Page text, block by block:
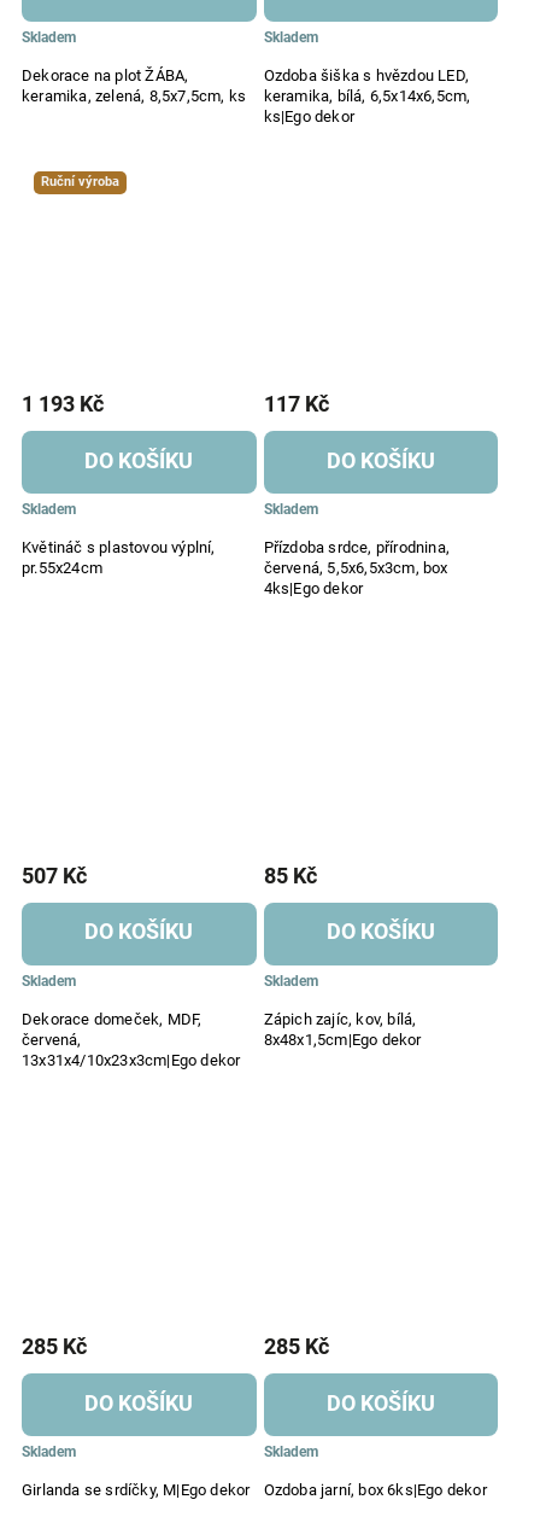
Dekorace na plot ŽÁBA,
keramika, zelená, 8,5x7,5cm, ks
Skladem
Ozdoba šiška s hvězdou LED,
keramika, bílá, 6,5x14x6,5cm,
ks|Ego dekor
Skladem
Ruční výroba
Květináč s plastovou výplní,
pr.55x24cm
Skladem
1 193 Kč
DO KOŠÍKU
Přízdoba srdce, přírodnina,
červená, 5,5x6,5x3cm, box
4ks|Ego dekor
Skladem
117 Kč
DO KOŠÍKU
Dekorace domeček, MDF,
červená,
13x31x4/10x23x3cm|Ego dekor
Skladem
507 Kč
DO KOŠÍKU
Zápich zajíc, kov, bílá,
8x48x1,5cm|Ego dekor
Skladem
85 Kč
DO KOŠÍKU
Girlanda se srdíčky, M|Ego dekor
Skladem
285 Kč
DO KOŠÍKU
Ozdoba jarní, box 6ks|Ego dekor
Skladem
285 Kč
DO KOŠÍKU